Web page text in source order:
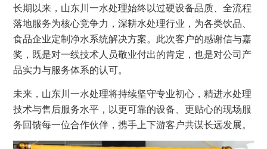
长期以来，山东川一水处理始终以过硬设备品质、全流程
落地服务为核心竞争力，深耕水处理行业，为各类饮品、
食品企业定制净水系统解决方案。此次客户的感谢信与嘉
奖，既是对一线技术人员敬业付出的肯定，也是对公司产
品实力与服务体系的认可。
未来，山东川一水处理将持续坚守专业初心，精进水处理
技术与售后服务水平，以更可靠的设备、更贴心的现场服
务回馈每一位合作伙伴，携手上下游客户共谋长远发展。